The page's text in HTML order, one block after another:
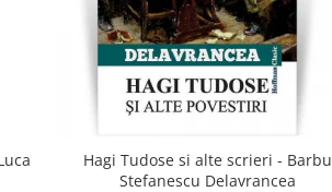
Hagi Tudose si alte scrieri - Barbu
Stefanescu Delavrancea